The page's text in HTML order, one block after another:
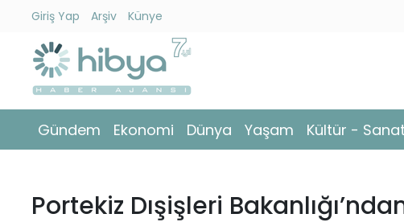
Giriş Yap Arşiv Künye
Gündem Ekonomi Dünya Yaşam Kültür - Sanat
Gündem
Ekonomi
Yaşam
Portekiz Dışişleri